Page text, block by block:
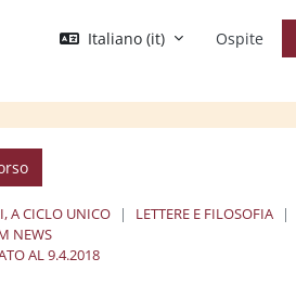
Italiano ‎(it)‎ Ospite
A CICLO UNICO LETTERE E FILOSOFIA
NEWS
AL 9.4.2018